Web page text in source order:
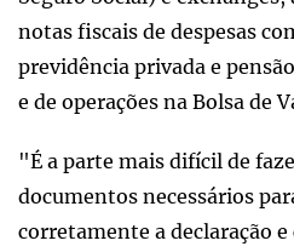
notas fiscais de despesas
previdência privada e
e de operações na Bolsa de
"É a parte mais difícil de
documentos necessários
corretamente a declaração